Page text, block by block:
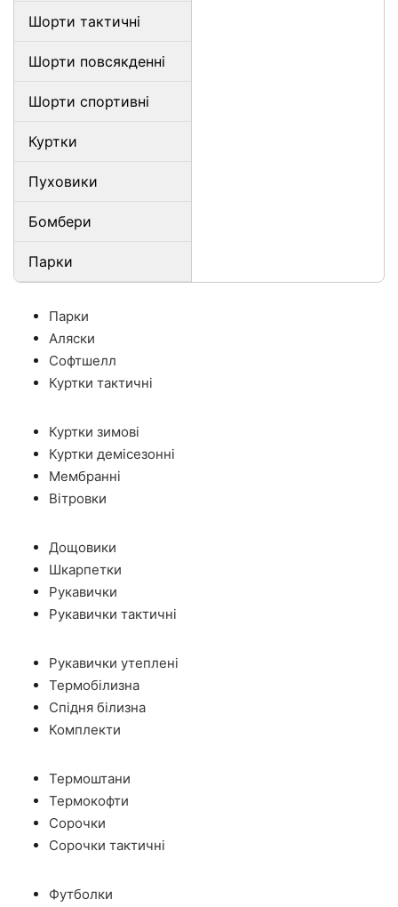
Шорти тактичні
Шорти повсякденні
Шорти спортивні
Куртки
Пуховики
Бомбери
Парки
Парки
Аляски
Софтшелл
Куртки тактичні
Куртки зимові
Куртки демісезонні
Мембранні
Вітровки
Дощовики
Шкарпетки
Рукавички
Рукавички тактичні
Рукавички утеплені
Термобілизна
Спідня білизна
Комплекти
Термоштани
Термокофти
Сорочки
Сорочки тактичні
Футболки